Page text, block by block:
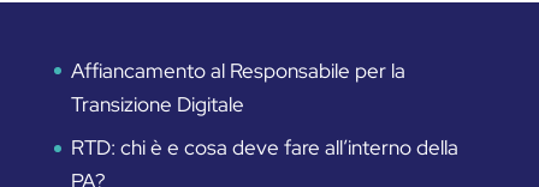
Affiancamento al Responsabile per la
Transizione Digitale
RTD: chi è e cosa deve fare all’interno della
PA?